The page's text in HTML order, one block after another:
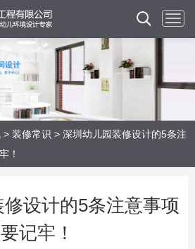
> 装修常识 > 深圳幼儿园装修设计的5条注
！
设计的5条注意事项
要记牢！